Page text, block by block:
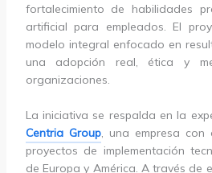
fortalecimiento de habilidades
artificial para empleados. El
modelo integral enfocado en
una adopción real, ética y
organizaciones.
La iniciativa se respalda en la
Centria Group, una empresa con
proyectos de implementación
de Europa y América. A través de